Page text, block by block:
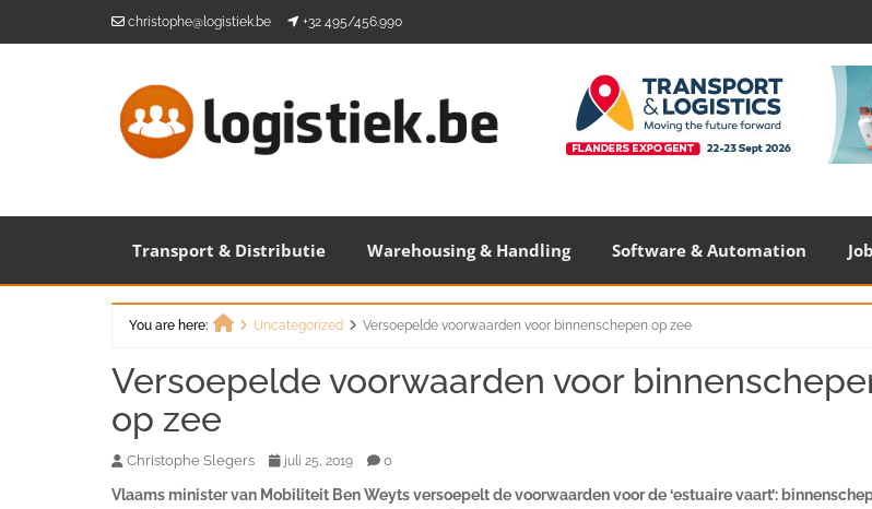
christophe@logistiek.be +32 495/456.990
Transport & Distributie Warehousing & Handling Software & Automation
You are here:
Uncategorized Versoepelde voorwaarden voor binnenschepen op zee
Versoepelde voorwaarden voor
op zee
Christophe Slegers juli 25, 2019 0
Vlaams minister van Mobiliteit Ben Weyts versoepelt de voorwaarden voor de ‘estuaire vaart’: